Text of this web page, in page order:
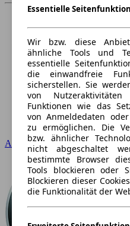
Audi
Essentielle
Wir bzw. diese
ähnliche Tools und
essentielle
die einwandfreie
sicherstellen. Sie
von
Funktionen wie das
von Anmeldedaten
zu ermöglichen. Die
bzw. ähnlicher
nicht abgeschaltet
bestimmte Browser
Tools blockieren oder
Blockieren dieser
die Funktionalität der